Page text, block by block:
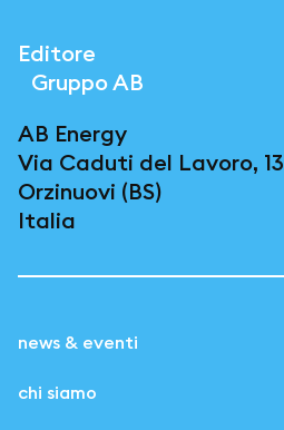
Editore
Gruppo AB
AB Energy
Via Caduti del Lavoro, 13
Orzinuovi (BS)
Italia
news & eventi
chi siamo